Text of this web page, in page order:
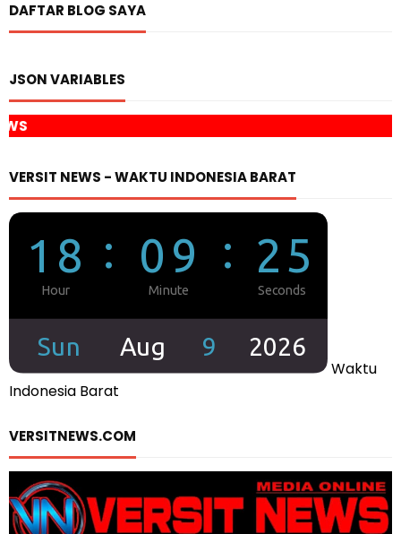
DAFTAR BLOG SAYA
JSON VARIABLES
VERSIT NEWS - WAKTU INDONESIA BARAT
Waktu
Indonesia Barat
VERSITNEWS.COM